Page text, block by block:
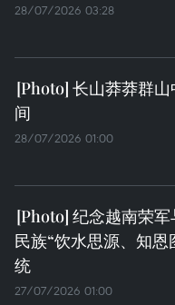
28/07/2026 03:28
长山莽莽群
间
28/07/2026 01:00
纪念越南荣
民族“饮水思源、知恩
统
27/07/2026 01:00